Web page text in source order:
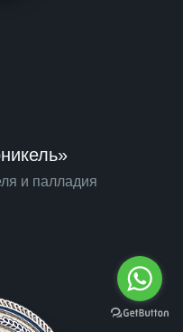
и палладия